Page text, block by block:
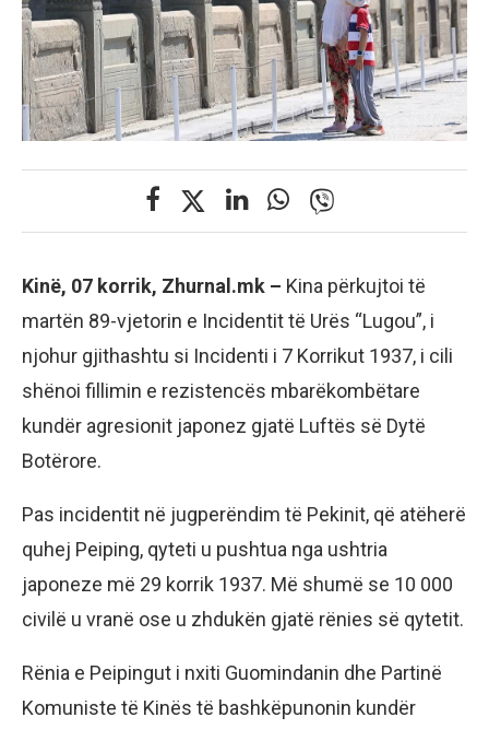
Kinë, 07 korrik, Zhurnal.mk – Kina përkujtoi të
martën 89-vjetorin e Incidentit të Urës “Lugou”, i
njohur gjithashtu si Incidenti i 7 Korrikut 1937, i cili
shënoi fillimin e rezistencës mbarëkombëtare
kundër agresionit japonez gjatë Luftës së Dytë
Botërore.
Pas incidentit në jugperëndim të Pekinit, që atëherë
quhej Peiping, qyteti u pushtua nga ushtria
japoneze më 29 korrik 1937. Më shumë se 10 000
civilë u vranë ose u zhdukën gjatë rënies së qytetit.
Rënia e Peipingut i nxiti Guomindanin dhe Partinë
Komuniste të Kinës të bashkëpunonin kundër